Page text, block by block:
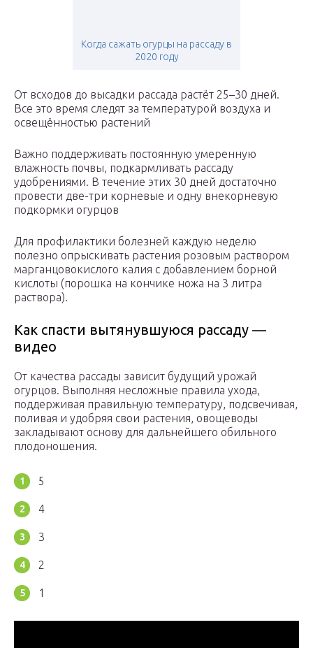
Когда сажать огурцы на рассаду в
2020 году
От всходов до высадки рассада растёт 25–30 дней.
Все это время следят за температурой воздуха и
освещённостью растений
Важно поддерживать постоянную умеренную
влажность почвы, подкармливать рассаду
удобрениями. В течение этих 30 дней достаточно
провести две-три корневые и одну внекорневую
подкормки огурцов
Для профилактики болезней каждую неделю
полезно опрыскивать растения розовым раствором
марганцовокислого калия с добавлением борной
кислоты (порошка на кончике ножа на 3 литра
раствора).
Как спасти вытянувшуюся рассаду —
видео
От качества рассады зависит будущий урожай
огурцов. Выполняя несложные правила ухода,
поддерживая правильную температуру, подсвечивая,
поливая и удобряя свои растения, овощеводы
закладывают основу для дальнейшего обильного
плодоношения.
5
4
3
2
1